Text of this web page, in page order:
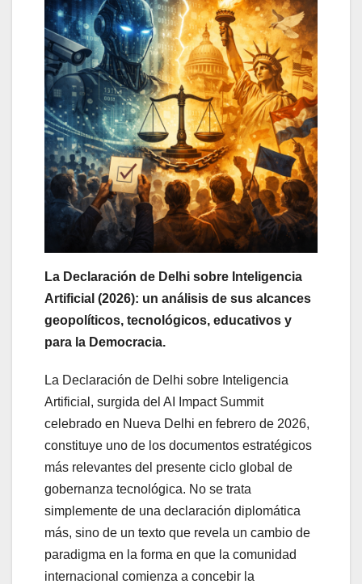
La Declaración de Delhi sobre Inteligencia
Artificial (2026): un análisis de sus alcances
geopolíticos, tecnológicos, educativos y
para la Democracia.
La Declaración de Delhi sobre Inteligencia
Artificial, surgida del AI Impact Summit
celebrado en Nueva Delhi en febrero de 2026,
constituye uno de los documentos estratégicos
más relevantes del presente ciclo global de
gobernanza tecnológica. No se trata
simplemente de una declaración diplomática
más, sino de un texto que revela un cambio de
paradigma en la forma en que la comunidad
internacional comienza a concebir la